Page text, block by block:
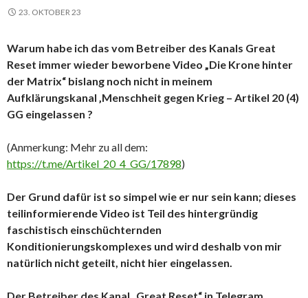
23. OKTOBER 23
Warum habe ich das vom Betreiber des Kanals Great
Reset immer wieder beworbene Video „Die Krone hinter
der Matrix“ bislang noch nicht in meinem
Aufklärungskanal ‚Menschheit gegen Krieg – Artikel 20 (4)
GG eingelassen ?
(Anmerkung: Mehr zu all dem:
https://t.me/Artikel_20_4_GG/17898)
Der Grund dafür ist so simpel wie er nur sein kann; dieses
teilinformierende Video ist Teil des hintergründig
faschistisch einschüchternden
Konditionierungskomplexes und wird deshalb von mir
natürlich nicht geteilt, nicht hier eingelassen.